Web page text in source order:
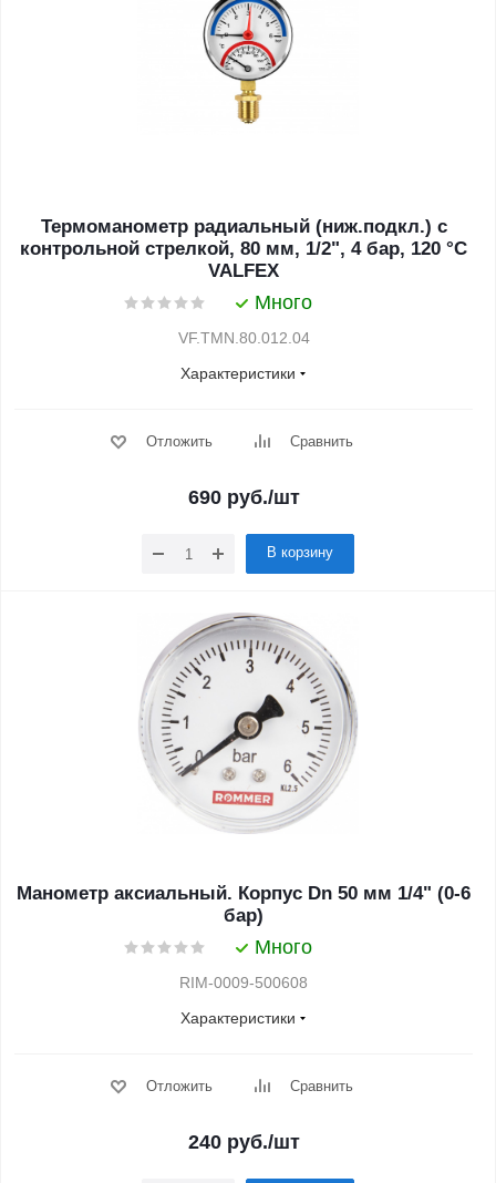
Термоманометр радиальный (ниж.подкл.) с
контрольной стрелкой, 80 мм, 1/2", 4 бар, 120 °С
VALFEX
Много
VF.TMN.80.012.04
Характеристики
Отложить Сравнить
690 руб./шт
В корзину
Манометр аксиальный. Корпус Dn 50 мм 1/4" (0-6
бар)
Много
RIM-0009-500608
Характеристики
Отложить Сравнить
240 руб./шт